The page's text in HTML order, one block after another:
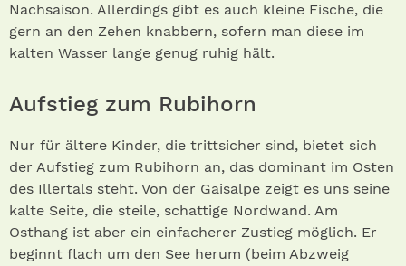
Nachsaison. Allerdings gibt es auch kleine Fische, die
gern an den Zehen knabbern, sofern man diese im
kalten Wasser lange genug ruhig hält.
Aufstieg zum Rubihorn
Nur für ältere Kinder, die trittsicher sind, bietet sich
der Aufstieg zum Rubihorn an, das dominant im Osten
des Illertals steht. Von der Gaisalpe zeigt es uns seine
kalte Seite, die steile, schattige Nordwand. Am
Osthang ist aber ein einfacherer Zustieg möglich. Er
beginnt flach um den See herum (beim Abzweig